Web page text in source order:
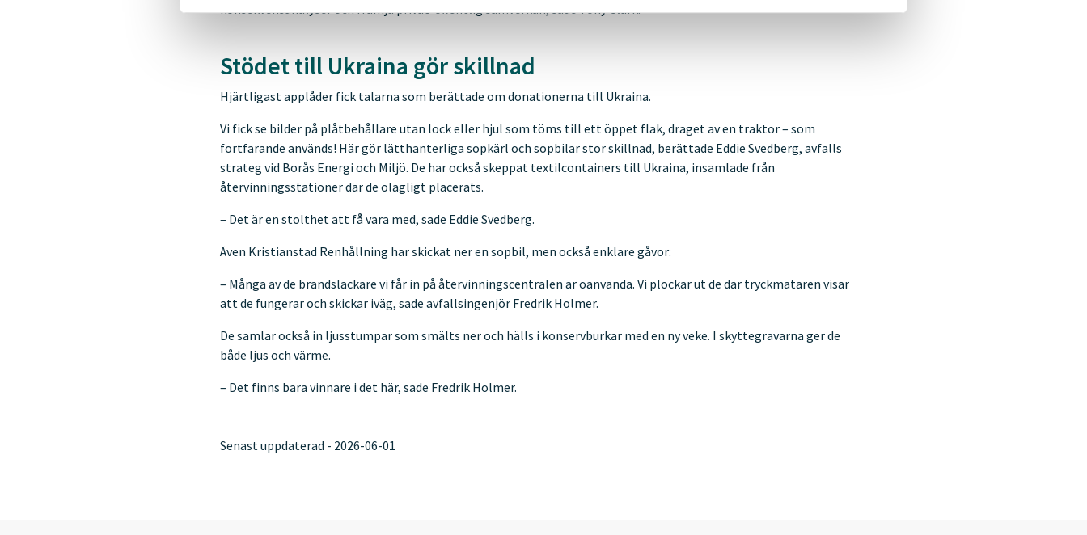
konsekvensanalyser och främja privat-offentlig samverkan, sade Tony Clark.
Stödet till Ukraina gör skillnad
Hjärtligast applåder fick talarna som berättade om donationerna till Ukraina.
Vi fick se bilder på plåtbehållare utan lock eller hjul som töms till ett öppet flak, draget av en traktor – som
fortfarande används! Här gör lätthanterliga sopkärl och sopbilar stor skillnad, berättade Eddie Svedberg, avfalls
strateg vid Borås Energi och Miljö. De har också skeppat textilcontainers till Ukraina, insamlade från
återvinningsstationer där de olagligt placerats.
– Det är en stolthet att få vara med, sade Eddie Svedberg.
Även Kristianstad Renhållning har skickat ner en sopbil, men också enklare gåvor:
– Många av de brandsläckare vi får in på återvinningscentralen är oanvända. Vi plockar ut de där tryckmätaren visar
att de fungerar och skickar iväg, sade avfallsingenjör Fredrik Holmer.
De samlar också in ljusstumpar som smälts ner och hälls i konservburkar med en ny veke. I skyttegravarna ger de
både ljus och värme.
– Det finns bara vinnare i det här, sade Fredrik Holmer.
Senast uppdaterad - 2026-06-01